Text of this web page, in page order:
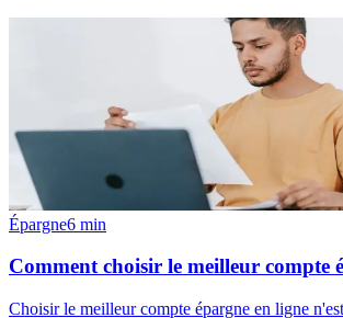
Épargne6 min
Comment choisir le meilleur compte
Choisir le meilleur compte épargne en ligne